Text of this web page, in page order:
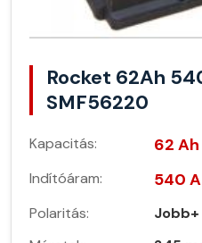
Rocket 62Ah
SMF56220
Kapacitás: 62 Ah
Indítóáram: 540 A
Polaritás:
Jobb+